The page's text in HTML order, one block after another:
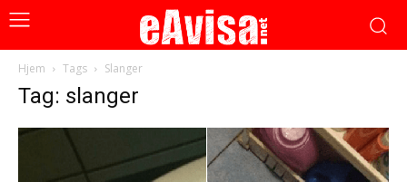
Hjem Tags Slanger
Tag: slanger